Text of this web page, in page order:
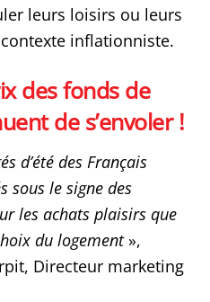
leurs loisirs ou leurs
inflationniste.
des fonds de
de s’envoler !
d’été des Français
sous le signe des
les achats plaisirs que
du logement»,
Directeur marketing